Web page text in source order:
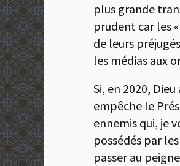
plus grande
prudent car les
de leurs
les médias aux
Si, en 2020,
empêche le
ennemis qui, je
possédés par
passer au